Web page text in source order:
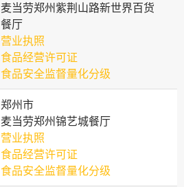
麦当劳郑州紫荆山路新世界百货
餐厅
营业执照
食品经营许可证
食品安全监督量化分级
郑州市
麦当劳郑州锦艺城餐厅
营业执照
食品经营许可证
食品安全监督量化分级